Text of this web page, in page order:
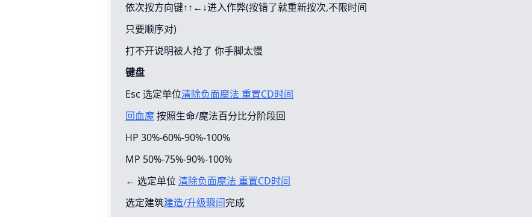
依次按方向键↑↑←↓进入作弊(按错了就重新按次,不限时间
只要顺序对)
打不开说明被人抢了 你手脚太慢
键盘
Esc 选定单位清除负面魔法 重置CD时间
回血魔按照生命/魔法百分比分阶段回
HP 30%-60%-90%-100%
MP 50%-75%-90%-100%
← 选定单位 清除负面魔法 重置CD时间
选定建筑建造/升级瞬间完成